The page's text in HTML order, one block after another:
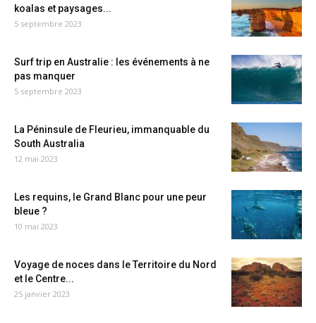
koalas et paysages...
5 septembre 2023
Surf trip en Australie : les événements à ne
pas manquer
5 septembre 2023
La Péninsule de Fleurieu, immanquable du
South Australia
12 mai 2023
Les requins, le Grand Blanc pour une peur
bleue ?
10 mai 2023
Voyage de noces dans le Territoire du Nord
et le Centre...
25 janvier 2023